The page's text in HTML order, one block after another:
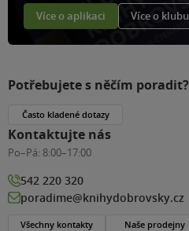
Více o aplikaci Více o klubu
Potřebujete s něčím poradit?
Často kladené dotazy
Kontaktujte nás
Po–Pá: 8:00–17:00
542 220 320
poradime@knihydobrovsky.cz
Všechny kontakty Naše prodejny